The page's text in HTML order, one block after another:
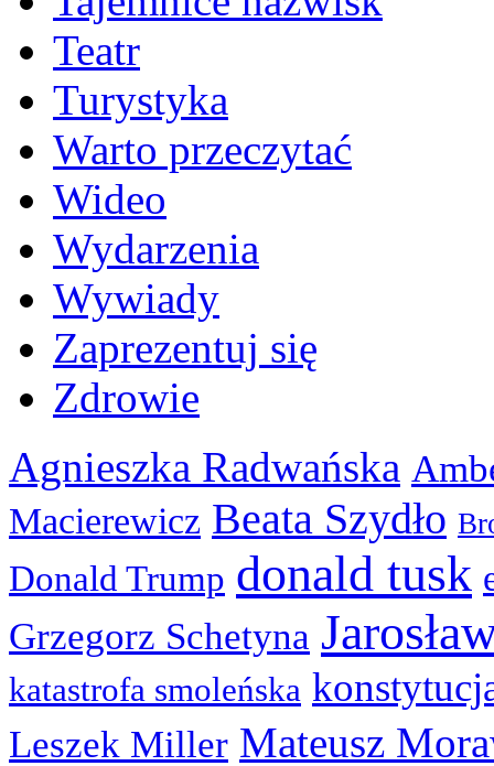
Teatr
Turystyka
Warto przeczytać
Wideo
Wydarzenia
Wywiady
Zaprezentuj się
Zdrowie
Agnieszka Radwańska
Macierewicz Beata Szydło
Donald Trump donald tusk
Grzegorz Schetyna
katastrofa smoleńska
Leszek Miller Mateusz